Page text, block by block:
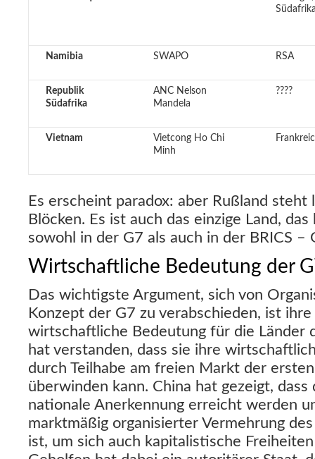
Namibia SWAPO RSA
Republik
Südafrika
ANC Nelson
Mandela
????
Vietnam
Vietcong Ho Chi
Minh
Es erscheint paradox: aber Rußland
Blöcken. Es ist auch das einzige Land,
sowohl in der G7 als auch in der BRICS –
Wirtschaftliche Bedeutung der
Das wichtigste Argument, sich von
Konzept der G7 zu verabschieden, ist
wirtschaftliche Bedeutung für die Länder
hat verstanden, dass sie ihre
durch Teilhabe am freien Markt der
überwinden kann. China hat gezeigt,
nationale Anerkennung erreicht werden
marktmäßig organisierter Vermehrung
ist, um sich auch kapitalistische